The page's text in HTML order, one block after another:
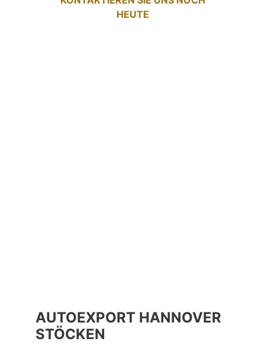
HEUTE
AUTOEXPORT HANNOVER
STÖCKEN